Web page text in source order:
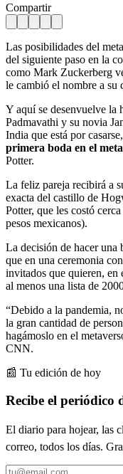
Compartir
Las posibilidades del
del siguiente paso en la
como Mark Zuckerberg
le cambió el nombre a su
Y aquí se desenvuelve la
Padmavathi y su novia
India que está por
primera boda en el
Potter.
La feliz pareja recibirá a
exacta del castillo de
Potter, que les costó
pesos mexicanos).
La decisión de hacer una
que en una ceremonia
invitados que quieren, en
al menos una lista de
“Debido a la pandemia,
la gran cantidad de
hagámoslo en el
CNN.
📰 Tu edición de hoy
Recibe el periódico
El diario para hojear, las
correo, todos los días.